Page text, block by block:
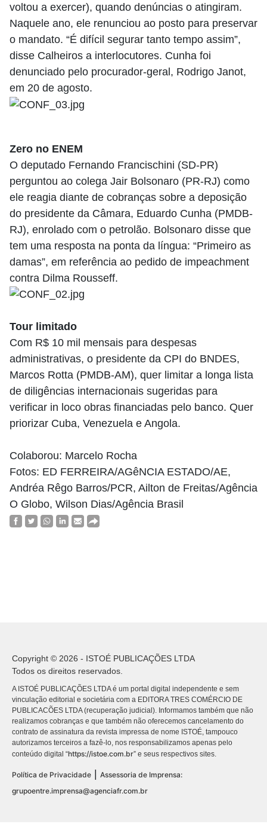
voltou a exercer), quando denúncias o atingiram.
Naquele ano, ele renunciou ao posto para preservar
o mandato. “É difícil segurar tanto tempo assim”,
disse Calheiros a interlocutores. Cunha foi
denunciado pelo procurador-geral, Rodrigo Janot,
em 20 de agosto.
Zero no ENEM
O deputado Fernando Francischini (SD-PR)
perguntou ao colega Jair Bolsonaro (PR-RJ) como
ele reagia diante de cobranças sobre a deposição
do presidente da Câmara, Eduardo Cunha (PMDB-
RJ), enrolado com o petrolão. Bolsonaro disse que
tem uma resposta na ponta da língua: “Primeiro as
damas”, em referência ao pedido de impeachment
contra Dilma Rousseff.
Tour limitado
Com R$ 10 mil mensais para despesas
administrativas, o presidente da CPI do BNDES,
Marcos Rotta (PMDB-AM), quer limitar a longa lista
de diligências internacionais sugeridas para
verificar in loco obras financiadas pelo banco. Quer
priorizar Cuba, Venezuela e Angola.
Colaborou: Marcelo Rocha
Fotos: ED FERREIRA/AGêNCIA ESTADO/AE,
Andréa Rêgo Barros/PCR, Ailton de Freitas/Agência
O Globo, Wilson Dias/Agência Brasil
Copyright © 2026 - ISTOÉ PUBLICAÇÕES LTDA
Todos os direitos reservados.
A ISTOÉ PUBLICAÇÕES LTDA é um portal digital independente e sem
vinculação editorial e societária com a EDITORA TRES COMÉRCIO DE
PUBLICACÕES LTDA (recuperação judicial). Informamos também que não
realizamos cobranças e que também não oferecemos cancelamento do
contrato de assinatura da revista impressa de nome ISTOÉ, tampouco
autorizamos terceiros a fazê-lo, nos responsabilizamos apenas pelo
conteúdo digital “https://istoe.com.br” e seus respectivos sites.
Política de Privacidade
Assessoria de Imprensa:
grupoentre.imprensa@agenciafr.com.br